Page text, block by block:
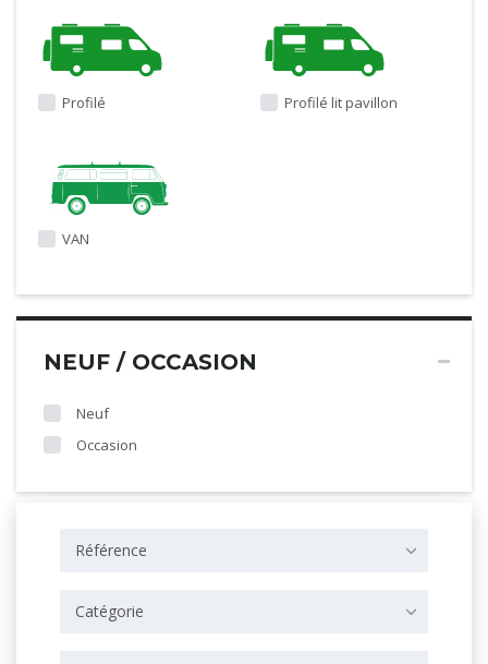
Profilé Profilé lit pavillon
VAN
NEUF / OCCASION
Neuf
Occasion
Référence
Catégorie